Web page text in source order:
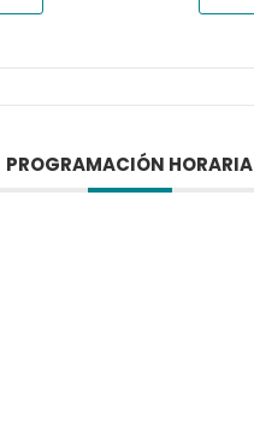
PROGRAMACIÓN HORARIA